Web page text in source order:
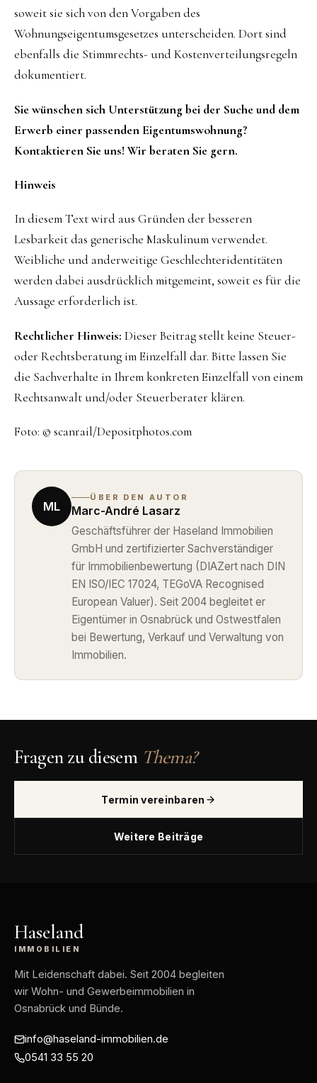
soweit sie sich von den Vorgaben des
Wohnungseigentumsgesetzes unterscheiden. Dort sind
ebenfalls die Stimmrechts- und Kostenverteilungsregeln
dokumentiert.
Sie wünschen sich Unterstützung bei der Suche und dem
Erwerb einer passenden Eigentumswohnung?
Kontaktieren Sie uns! Wir beraten Sie gern.
Hinweis
In diesem Text wird aus Gründen der besseren
Lesbarkeit das generische Maskulinum verwendet.
Weibliche und anderweitige Geschlechteridentitäten
werden dabei ausdrücklich mitgemeint, soweit es für die
Aussage erforderlich ist.
Rechtlicher Hinweis: Dieser Beitrag stellt keine Steuer-
oder Rechtsberatung im Einzelfall dar. Bitte lassen Sie
die Sachverhalte in Ihrem konkreten Einzelfall von einem
Rechtsanwalt und/oder Steuerberater klären.
Foto: © scanrail/Depositphotos.com
ML
ÜBER DEN AUTOR
Marc-André Lasarz
Geschäftsführer der Haseland Immobilien
GmbH und zertifizierter Sachverständiger
für Immobilienbewertung (DIAZert nach DIN
EN ISO/IEC 17024, TEGoVA Recognised
European Valuer). Seit 2004 begleitet er
Eigentümer in Osnabrück und Ostwestfalen
bei Bewertung, Verkauf und Verwaltung von
Immobilien.
Fragen zu diesem Thema?
Termin vereinbaren
Weitere Beiträge
Haseland
IMMOBILIEN
Mit Leidenschaft dabei. Seit 2004 begleiten
wir Wohn- und Gewerbeimmobilien in
Osnabrück und Bünde.
info@haseland-immobilien.de
0541 33 55 20